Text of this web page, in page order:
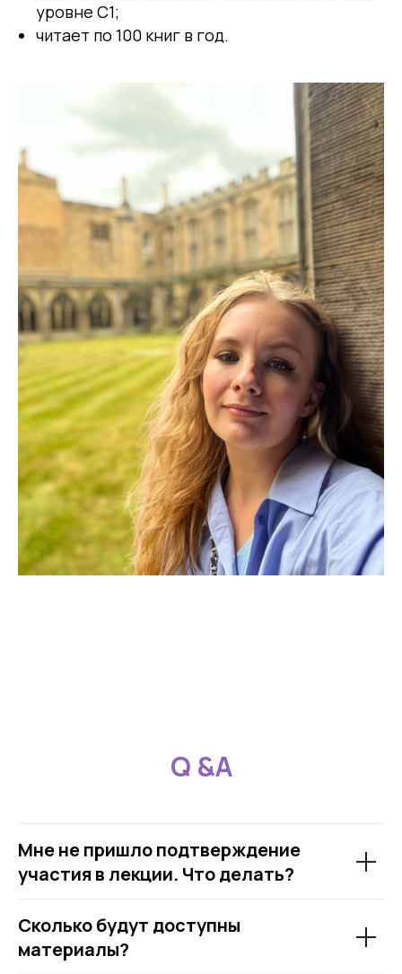
уровне С1;
читает по 100 книг в год.
Q &A
Мне не пришло подтверждение
участия в лекции. Что делать?
Сколько будут доступны
материалы?